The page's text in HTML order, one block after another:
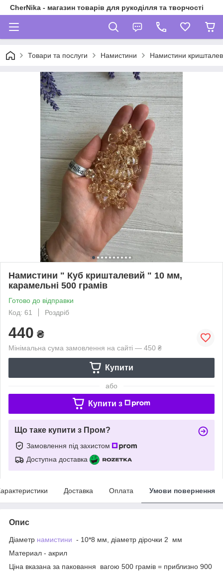
CherNika - магазин товарів для рукоділля та творчості
Товари та послуги Намистини Намистини
Намистини " Куб кришталевий " 10 мм,
карамельні 500 грамів
Готово до відправки
Код: 61
Роздріб
440 ₴
Мінімальна сума замовлення на сайті — 450 ₴
Купити
або
Купити з
Що таке купити з Пром?
Замовлення під захистом
Доступна доставка
Доставка Оплата Умови повернення
Опис
Діаметр намистини - 10*8 мм, діаметр дірочки 2 мм
Материал - акрил
Ціна вказана за паковання вагою 500 грамів = приблизно 900